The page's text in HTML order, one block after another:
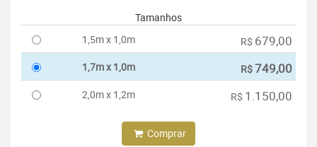
Tamanhos
1,5m x 1,0m
R$ 679,00
1,7m x 1,0m R$749,00
2,0m x 1,2m R$ 1.150,00
Comprar